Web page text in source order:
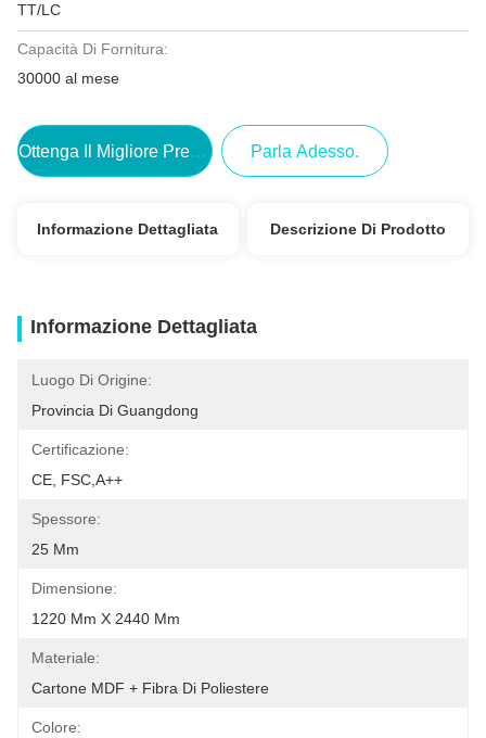
TT/LC
Capacità Di Fornitura:
30000 al mese
Ottenga Il Migliore Prezzo Parla Adesso.
Informazione Dettagliata Descrizione Di Prodotto
Informazione Dettagliata
Luogo Di Origine:
Provincia Di Guangdong
Certificazione:
CE, FSC,A++
Spessore:
25 Mm
Dimensione:
1220 Mm X 2440 Mm
Materiale:
Cartone MDF + Fibra Di Poliestere
Colore: